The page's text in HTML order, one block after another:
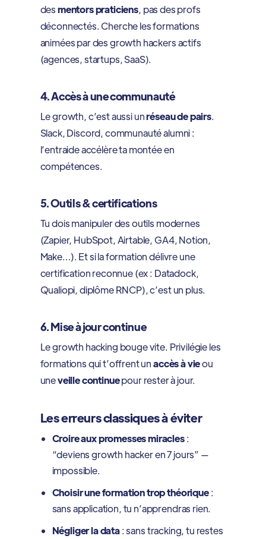
desmentors praticiens, pas des profs
déconnectés. Cherche les formations
animées par des growth hackers actifs
(agences, startups, SaaS).
4. Accès à une communauté
Le growth, c’est aussi unréseau de pairs.
Slack, Discord, communauté alumni :
l’entraide accélère ta montée en
compétences.
5. Outils & certifications
Tu dois manipuler des outils modernes
(Zapier, HubSpot, Airtable, GA4, Notion,
Make…). Et si la formation délivre une
certification reconnue (ex : Datadock,
Qualiopi, diplôme RNCP), c’est un plus.
6. Mise à jour continue
Le growth hacking bouge vite. Privilégie les
formations qui t’offrent unaccès à vieou
uneveille continuepour rester à jour.
Les erreurs classiques à éviter
Croire aux promesses miracles:
“deviens growth hacker en 7 jours” —
impossible.
Choisir une formation trop théorique:
sans application, tu n’apprendras rien.
Négliger la data: sans tracking, tu restes